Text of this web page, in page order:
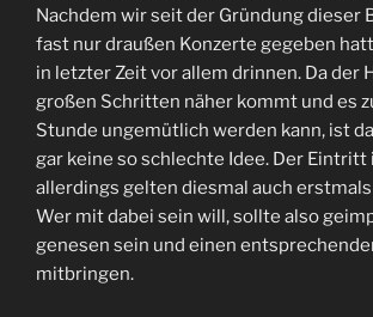
Nachdem wir seit der Gründung dieser
fast nur draußen Konzerte gegeben
in letzter Zeit vor allem drinnen. Da der
großen Schritten näher kommt und es
Stunde ungemütlich werden kann, ist
gar keine so schlechte Idee. Der Eintritt
allerdings gelten diesmal auch erstmals
Wer mit dabei sein will, sollte also
genesen sein und einen
mitbringen.